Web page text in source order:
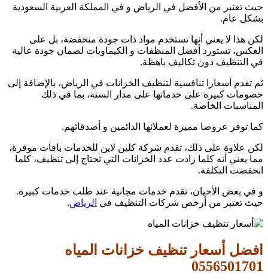
حيث تعتبر من الأفضل في الرياض و في المملكة العربية السعودية
بشكل عام.
لكن هذا لا يعني أنها تستخدم مواد ذات جودة منخفضة، بل على
العكس، تستورد أفضل المنظفات و الكيماويات لضمان جودة عالية
في التنظيف دون تكاليف باهظة.
ثم تقدم أسعارا تنافسية لتنظيف الخزانات في الرياض، بالإضافة إلى
خصومات كبيرة على خدماتها على مدار السنة، بما في ذلك
المناسبات الخاصة.
كما توفر عروضا مميزة لعملائها الدائمين و أصدقائهم.
لكن علاوة على ذلك، تقدم شركة كلين لاين للخدمات باقات موفرة،
مما يعني أنه كلما زادت عدد الخزانات التي تحتاج إلى تنظيف، كلما
انخفضت التكلفة.
و في بعض الأحيان، تقدم خدمات مجانية عند طلب خدمات كبيرة.
حيث تعتبر من أرخص شركات التنظيف في الرياض.
افضل أسعار تنظيف خزانات المياه
0556501701